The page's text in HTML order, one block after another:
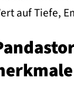
auf Tiefe,